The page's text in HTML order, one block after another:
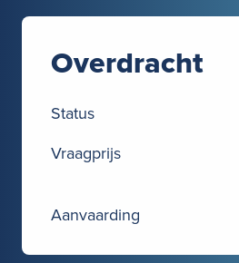
Overdracht
Status
Vraagprijs
Aanvaarding